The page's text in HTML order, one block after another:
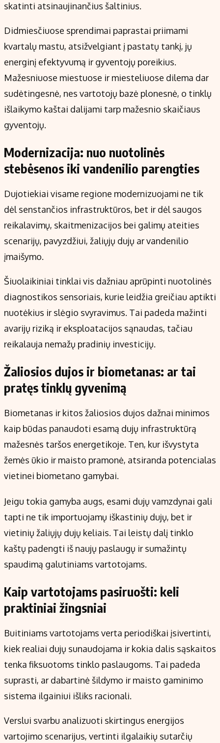
skatinti atsinaujinančius šaltinius.
Didmiesčiuose sprendimai paprastai priimami
kvartalų mastu, atsižvelgiant į pastatų tankį, jų
energinį efektyvumą ir gyventojų poreikius.
Mažesniuose miestuose ir miesteliuose dilema dar
sudėtingesnė, nes vartotojų bazė plonesnė, o tinklų
išlaikymo kaštai dalijami tarp mažesnio skaičiaus
gyventojų.
Modernizacija: nuo nuotolinės
stebėsenos iki vandenilio parengties
Dujotiekiai visame regione modernizuojami ne tik
dėl senstančios infrastruktūros, bet ir dėl saugos
reikalavimų, skaitmenizacijos bei galimų ateities
scenarijų, pavyzdžiui, žaliųjų dujų ar vandenilio
įmaišymo.
Šiuolaikiniai tinklai vis dažniau aprūpinti nuotolinės
diagnostikos sensoriais, kurie leidžia greičiau aptikti
nuotėkius ir slėgio svyravimus. Tai padeda mažinti
avarijų riziką ir eksploatacijos sąnaudas, tačiau
reikalauja nemažų pradinių investicijų.
Žaliosios dujos ir biometanas: ar tai
pratęs tinklų gyvenimą
Biometanas ir kitos žaliosios dujos dažnai minimos
kaip būdas panaudoti esamą dujų infrastruktūrą
mažesnės taršos energetikoje. Ten, kur išvystyta
žemės ūkio ir maisto pramonė, atsiranda potencialas
vietinei biometano gamybai.
Jeigu tokia gamyba augs, esami dujų vamzdynai gali
tapti ne tik importuojamų iškastinių dujų, bet ir
vietinių žaliųjų dujų keliais. Tai leistų dalį tinklo
kaštų padengti iš naujų paslaugų ir sumažintų
spaudimą galutiniams vartotojams.
Kaip vartotojams pasiruošti: keli
praktiniai žingsniai
Buitiniams vartotojams verta periodiškai įsivertinti,
kiek realiai dujų sunaudojama ir kokia dalis sąskaitos
tenka fiksuotoms tinklo paslaugoms. Tai padeda
suprasti, ar dabartinė šildymo ir maisto gaminimo
sistema ilgainiui išliks racionali.
Verslui svarbu analizuoti skirtingus energijos
vartojimo scenarijus, vertinti ilgalaikių sutarčių